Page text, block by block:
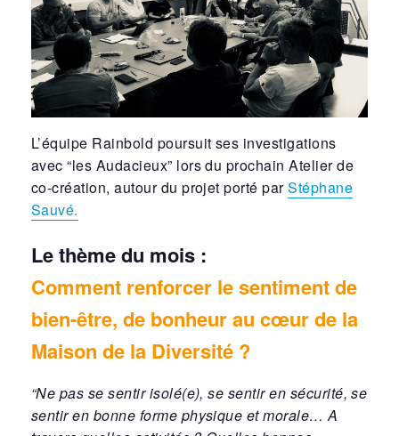
L’équipe Rainbold poursuit ses investigations
avec “les Audacieux” lors du prochain Atelier de
co-création, autour du projet porté parStéphane
Sauvé.
Le thème du mois :
Comment renforcer le sentiment de
bien-être, de bonheur au cœur de la
Maison de la Diversité ?
“Ne pas se sentir isolé(e), se sentir en sécurité, se
sentir en bonne forme physique et morale… A